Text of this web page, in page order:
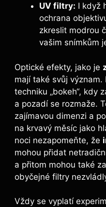
UV filtry: I‍ když
ochrana
zkreslit modrou
vašim snímkům⁤
Optické efekty, jako je
mají také​ svůj
techniku „bokeh“, kdy
a pozadí se rozmaže.
zajímavou dimenzi a
na krvavý měsíc jako
noci nezapomeňte, že
mohou přidat
a přitom mohou také⁣
obyčejné filtry
Vždy se vyplatí